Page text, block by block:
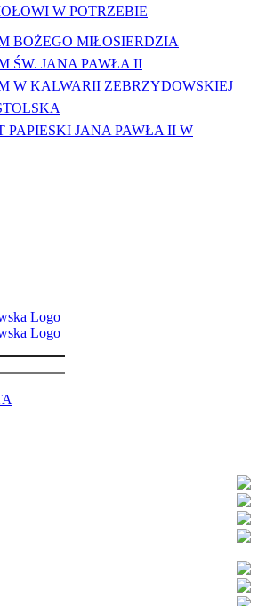
W POTRZEBIE
BOŻEGO MIŁOSIERDZIA
ŚW. JANA PAWŁA II
W KALWARII ZEBRZYDOWSKIEJ
PAPIESKI JANA PAWŁA II W